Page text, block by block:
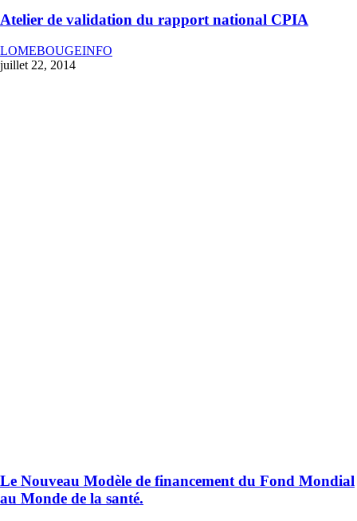
Atelier de validation du rapport national CPIA
LOMEBOUGEINFO
juillet 22, 2014
Le Nouveau Modèle de financement du Fond Mondial
au Monde de la santé.